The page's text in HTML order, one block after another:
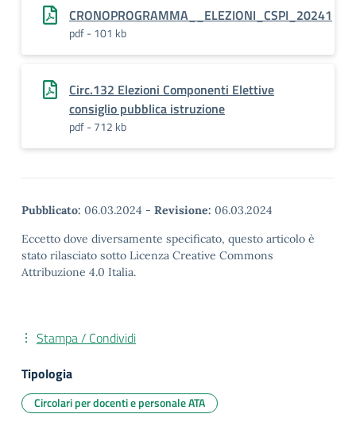
CRONOPROGRAMMA__ELEZIONI_CSPI_20241
pdf - 101 kb
Circ.132 Elezioni Componenti Elettive
consiglio pubblica istruzione
pdf - 712 kb
Pubblicato: 06.03.2024 - Revisione: 06.03.2024
Eccetto dove diversamente specificato, questo articolo è
stato rilasciato sotto Licenza Creative Commons
Attribuzione 4.0 Italia.
Stampa / Condividi
Tipologia
Circolari per docenti e personale ATA